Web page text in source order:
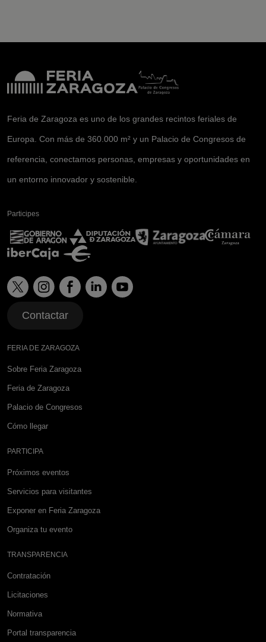
Feria de Zaragoza es uno de los grandes recintos feriales de
Europa. Con más de 360.000 m² y un Palacio de Congresos de
referencia, conectamos personas, empresas y oportunidades en
un entorno innovador y sostenible.
Participes
Contactar
FERIA DE ZARAGOZA
Sobre Feria Zaragoza
Feria de Zaragoza
Palacio de Congresos
Cómo llegar
PARTICIPA
Próximos eventos
Servicios para visitantes
Exponer en Feria Zaragoza
Organiza tu evento
TRANSPARENCIA
Contratación
Licitaciones
Normativa
Portal transparencia